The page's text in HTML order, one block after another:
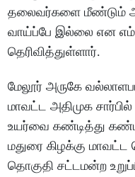
தலைவர்களை மீண்டும்
வாய்ப்பே இல்லை என
தெரிவித்துள்ளார்.
மேலூர் அருகே
மாவட்ட அதிமுக
உயர்வை கண்டித்து
மதுரை கிழக்கு மாவட்ட
தொகுதி சட்டமன்ற